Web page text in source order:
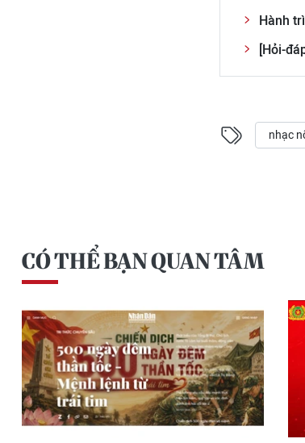
Hành
[Hỏi-
nhạc
CÓ THỂ BẠN QUAN TÂM